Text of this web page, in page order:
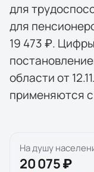
для
для
19 473 ₽.
области от
применяются с
На душу
20 075 ₽